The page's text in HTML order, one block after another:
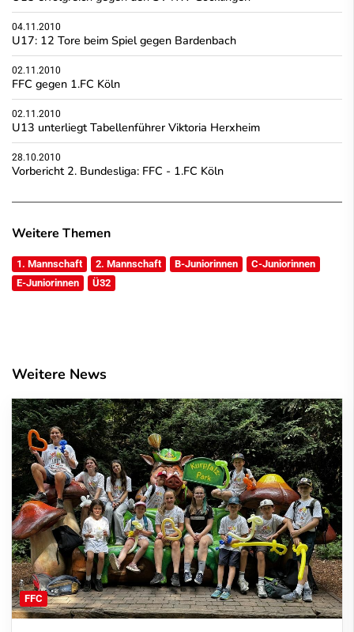
04.11.2010
U17: 12 Tore beim Spiel gegen Bardenbach
02.11.2010
FFC gegen 1.FC Köln
02.11.2010
U13 unterliegt Tabellenführer Viktoria Herxheim
28.10.2010
Vorbericht 2. Bundesliga: FFC - 1.FC Köln
Weitere Themen
1. Mannschaft 2. Mannschaft B-Juniorinnen
C-Juniorinnen
E-Juniorinnen
Ü32
Weitere News
FFC